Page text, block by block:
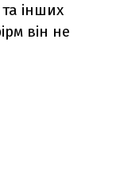
інших
він не